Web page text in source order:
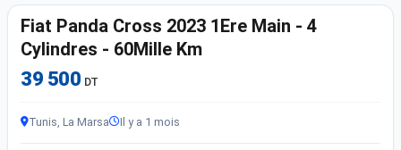
Fiat Panda Cross 2023 1Ere Main - 4
Cylindres - 60Mille Km
39 500 DT
Tunis, La Marsa Il y a 1 mois